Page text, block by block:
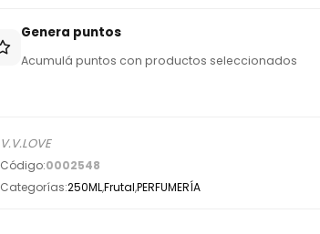
Genera puntos
Acumulá puntos con productos seleccionados
V.V.LOVE
Código:0002548
Categorías:250ML,Frutal,PERFUMERÍA